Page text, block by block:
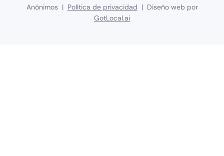
Anónimos | Política de privacidad | Diseño web por
GotLocal.ai